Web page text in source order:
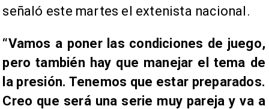
señaló este martes el extenista nacional.
“Vamos a poner las condiciones de juego,
pero también hay que manejar el tema de
la presión. Tenemos que estar preparados.
Creo que será una serie muy pareja y va a